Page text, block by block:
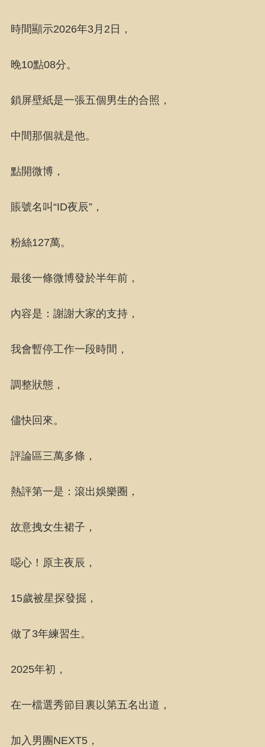
時間顯示2026年3月2日，
晚10點08分。
鎖屏壁紙是一張五個男生的合照，
中間那個就是他。
點開微博，
賬號名叫“ID夜辰”，
粉絲127萬。
最後一條微博發於半年前，
內容是：謝謝大家的支持，
我會暫停工作一段時間，
調整狀態，
儘快回來。
評論區三萬多條，
熱評第一是：滾出娛樂圈，
故意拽女生裙子，
噁心！原主夜辰，
15歲被星探發掘，
做了3年練習生。
2025年初，
在一檔選秀節目裏以第五名出道，
加入男團NEXT5，